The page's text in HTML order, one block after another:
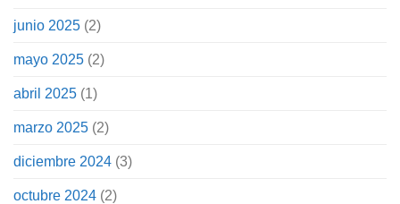
junio 2025 (2)
mayo 2025 (2)
abril 2025 (1)
marzo 2025 (2)
diciembre 2024 (3)
octubre 2024 (2)